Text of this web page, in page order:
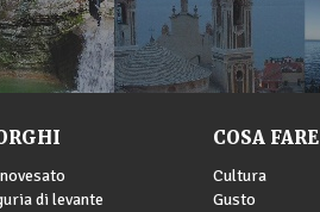
di levante
COSA FARE
Cultura
Gusto